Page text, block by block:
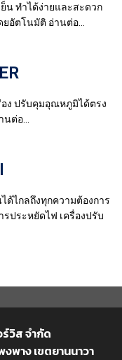
น ทำได้ง่ายและสะดวก
อัตโนมัติ อ่านต่อ...
ง ปรับคุมอุณหภูมิได้ตรง
ต่อ...
ด้ไกลถึงทุกความต้องการ
ประหยัดไฟ เครื่องปรับ
วิส จำกัด
พาง เขตยานนาวา